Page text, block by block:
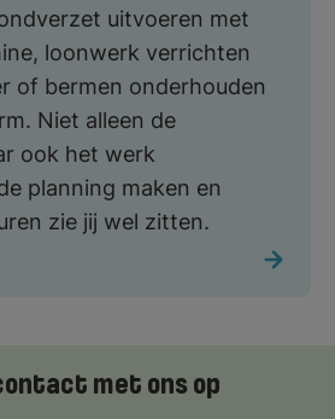
uitvoeren met
loonwerk verrichten
of bermen onderhouden
Niet alleen de
ook het werk
planning maken en
zie jij wel zitten.
met ons op